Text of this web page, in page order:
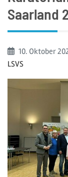
Saarland
Beginn:
10. Oktober
LSVS